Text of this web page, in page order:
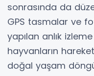
sonrasında da
GPS tasmalar ve
yapılan anlık
hayvanların
doğal yaşam